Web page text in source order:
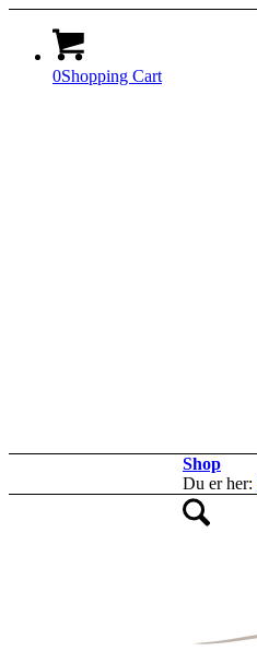
0Shopping Cart
Shop
Du er her: